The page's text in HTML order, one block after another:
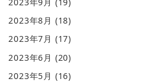
2023年8月 (18)
2023年7月 (17)
2023年6月 (20)
2023年5月 (16)